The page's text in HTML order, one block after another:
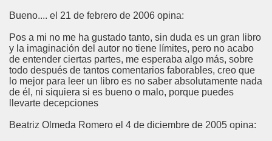
Bueno.... el 21 de febrero de 2006 opina:
Pos a mi no me ha gustado tanto, sin duda es un gran libro
y la imaginación del autor no tiene límites, pero no acabo
de entender ciertas partes, me esperaba algo más, sobre
todo después de tantos comentarios faborables, creo que
lo mejor para leer un libro es no saber absolutamente nada
de él, ni siquiera si es bueno o malo, porque puedes
llevarte decepciones
Beatriz Olmeda Romero el 4 de diciembre de 2005 opina: